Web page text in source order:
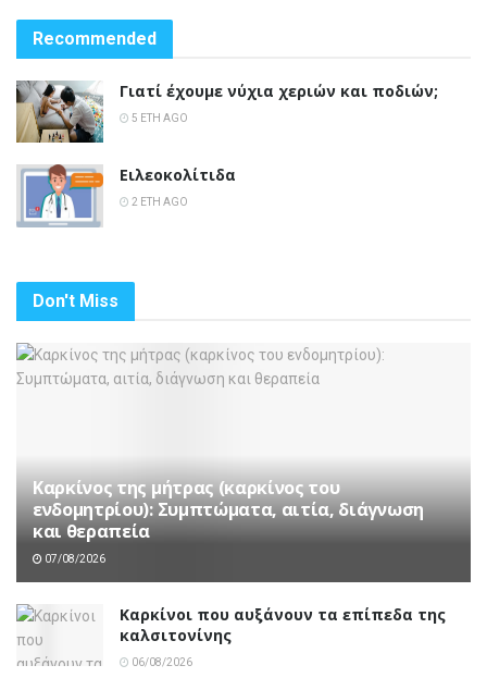
Recommended
Γιατί έχουμε νύχια χεριών και ποδιών;
5 ΈΤΗ AGO
Ειλεοκολίτιδα
2 ΈΤΗ AGO
Don't Miss
Καρκίνος της μήτρας (καρκίνος του
ενδομητρίου): Συμπτώματα, αιτία, διάγνωση
και θεραπεία
07/08/2026
Καρκίνοι που αυξάνουν τα επίπεδα της
καλσιτονίνης
06/08/2026